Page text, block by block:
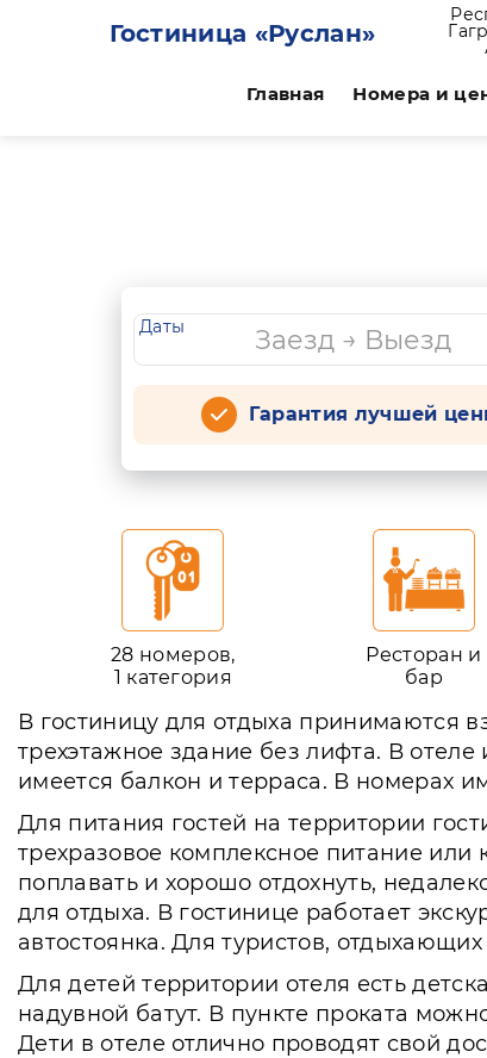
Гостиница «Руслан»
Главная Номера и
Даты
Гарантия лучшей
28 номеров,
1 категория
Ресторан и
бар
В гостиницу для отдыха принимаются
трехэтажное здание без лифта. В
имеется балкон и терраса. В номерах
Для питания гостей на территории
трехразовое комплексное питание
поплавать и хорошо отдохнуть,
для отдыха. В гостинице работает
автостоянка. Для туристов,
Для детей территории отеля есть
надувной батут. В пункте проката
Дети в отеле отлично проводят свой